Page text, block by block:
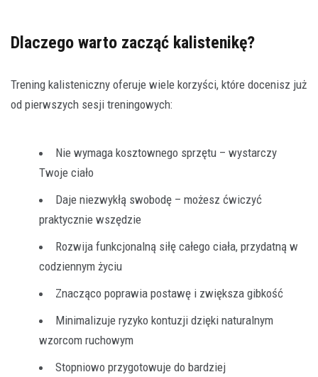
Dlaczego warto zacząć kalistenikę?
Trening kalisteniczny oferuje wiele korzyści, które docenisz już
od pierwszych sesji treningowych:
Nie wymaga kosztownego sprzętu – wystarczy
Twoje ciało
Daje niezwykłą swobodę – możesz ćwiczyć
praktycznie wszędzie
Rozwija funkcjonalną siłę całego ciała, przydatną w
codziennym życiu
Znacząco poprawia postawę i zwiększa gibkość
Minimalizuje ryzyko kontuzji dzięki naturalnym
wzorcom ruchowym
Stopniowo przygotowuje do bardziej